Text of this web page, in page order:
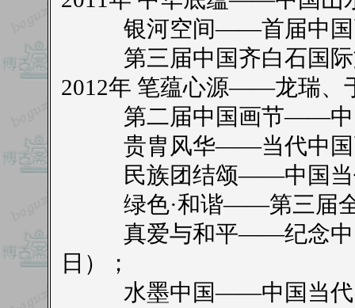
银河空间——首届中国
第三届中国齐白石国际
2012年 笔蕴心源——龙瑞、
第二届中国画节——中国
贵胄风华——当代中国
民族团结颂——中国当代
绿色·和谐——第三届全
真爱与和平——纪念中日
日）；
水墨中国——中国当代国